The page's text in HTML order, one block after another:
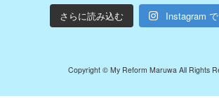
さらに読み込む Instagram
Copyright © My Reform Maruwa All Rights